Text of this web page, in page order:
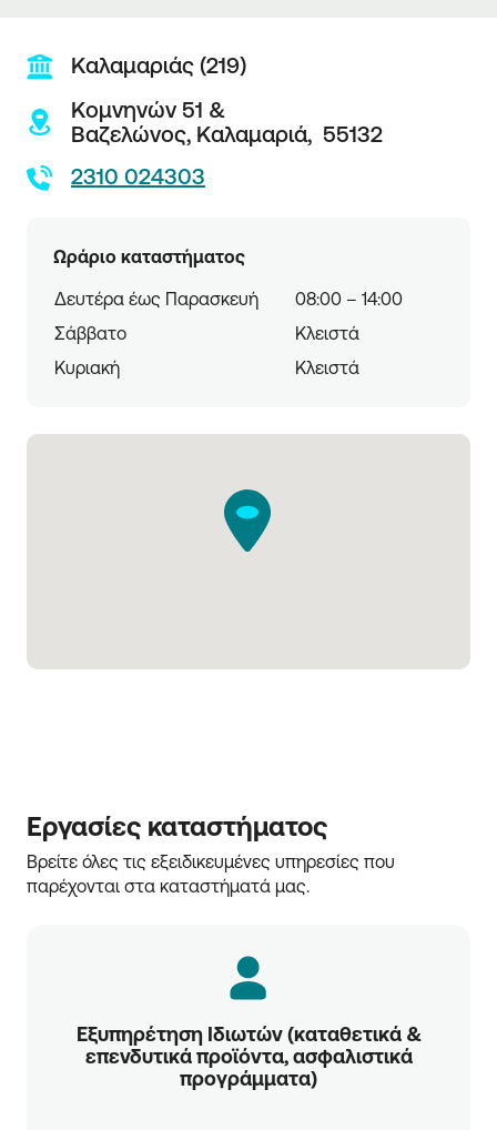
Καλαμαριάς (219)
Κομνηνών 51 &
Βαζελώνος, Καλαμαριά, 55132
2310 024303
Ωράριο καταστήματος
Δευτέρα έως Παρασκευή
08:00 – 14:00
Σάββατο
Κλειστά
Κυριακή
Κλειστά
Εργασίες καταστήματος
Βρείτε όλες τις εξειδικευμένες υπηρεσίες που
παρέχονται στα καταστήματά μας.
Εξυπηρέτηση Ιδιωτών (καταθετικά &
επενδυτικά προϊόντα, ασφαλιστικά
προγράμματα)